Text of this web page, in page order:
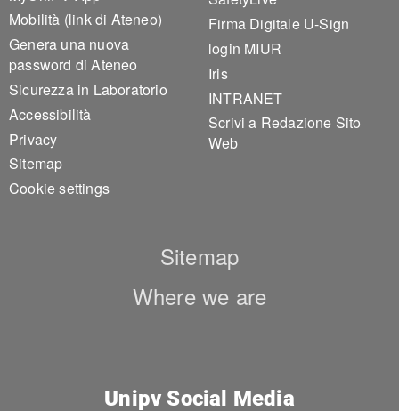
Mobilità (link di Ateneo)
Genera una nuova
password di Ateneo
Sicurezza in Laboratorio
Accessibilità
Privacy
Sitemap
Cookie settings
Firma Digitale U-Sign
login MIUR
Iris
INTRANET
Scrivi a Redazione Sito
Web
Sitemap
Where we are
Unipv Social Media